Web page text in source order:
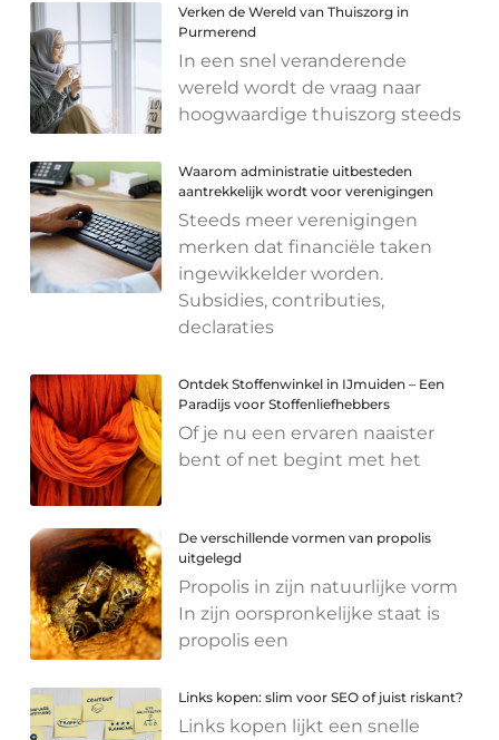
Verken de Wereld van Thuiszorg in
Purmerend
In een snel veranderende
wereld wordt de vraag naar
hoogwaardige thuiszorg steeds
Waarom administratie uitbesteden
aantrekkelijk wordt voor verenigingen
Steeds meer verenigingen
merken dat financiële taken
ingewikkelder worden.
Subsidies, contributies,
declaraties
Ontdek Stoffenwinkel in IJmuiden – Een
Paradijs voor Stoffenliefhebbers
Of je nu een ervaren naaister
bent of net begint met het
De verschillende vormen van propolis
uitgelegd
Propolis in zijn natuurlijke vorm
In zijn oorspronkelijke staat is
propolis een
Links kopen: slim voor SEO of juist riskant?
Links kopen lijkt een snelle